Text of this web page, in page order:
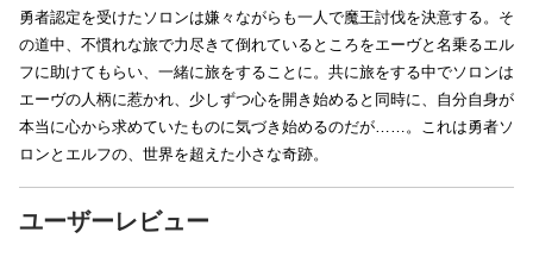
勇者認定を受けたソロンは嫌々ながらも一人で魔王討伐を決意する。そ
の道中、不慣れな旅で力尽きて倒れているところをエーヴと名乗るエル
フに助けてもらい、一緒に旅をすることに。共に旅をする中でソロンは
エーヴの人柄に惹かれ、少しずつ心を開き始めると同時に、自分自身が
本当に心から求めていたものに気づき始めるのだが……。これは勇者ソ
ロンとエルフの、世界を超えた小さな奇跡。
ユーザーレビュー